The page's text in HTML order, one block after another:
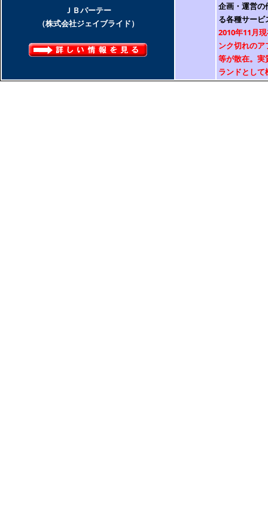
ＪＢパーテー
（株式会社ジェイブライド）
企画・運営の
る各種サー
2010年11月
ンク切れの
等が散在。実
ランドとし